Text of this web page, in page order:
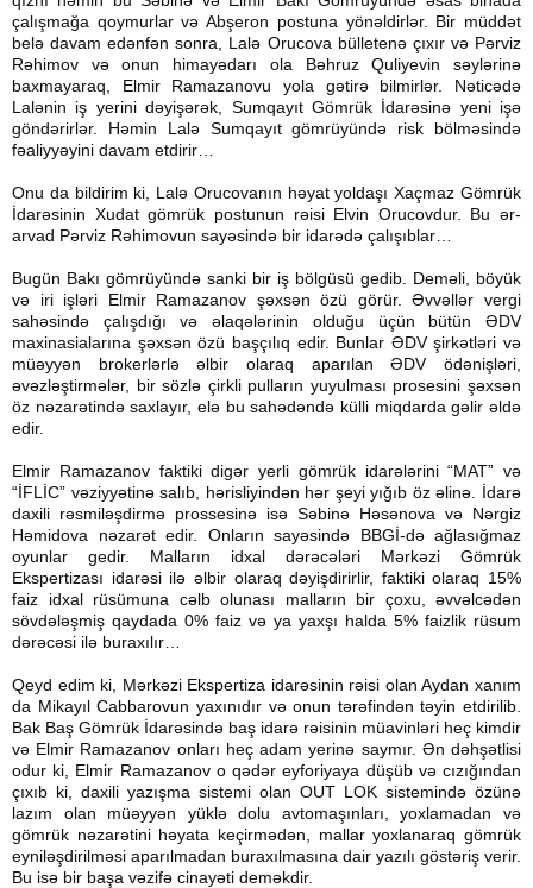
çalışmağa qoymurlar və Abşeron postuna yönəldirlər. Bir müddət
belə davam edənfən sonra, Lalə Orucova bülletenə çıxır və Pərviz
Rəhimov və onun himayədarı ola Bəhruz Quliyevin səylərinə
baxmayaraq, Elmir Ramazanovu yola gətirə bilmirlər. Nəticədə
Lalənin iş yerini dəyişərək, Sumqayıt Gömrük İdarəsinə yeni işə
göndərirlər. Həmin Lalə Sumqayıt gömrüyündə risk bölməsində
fəaliyyəyini davam etdirir…
Onu da bildirim ki, Lalə Orucovanın həyat yoldaşı Xaçmaz Gömrük
İdarəsinin Xudat gömrük postunun rəisi Elvin Orucovdur. Bu ər-
arvad Pərviz Rəhimovun sayəsində bir idarədə çalışıblar…
Bugün Bakı gömrüyündə sanki bir iş bölgüsü gedib. Deməli, böyük
və iri işləri Elmir Ramazanov şəxsən özü görür. Əvvəllər vergi
sahəsində çalışdığı və əlaqələrinin olduğu üçün bütün ƏDV
maxinasialarına şəxsən özü başçılıq edir. Bunlar ƏDV şirkətləri və
müəyyən brokerlərlə əlbir olaraq aparılan ƏDV ödənişləri,
əvəzləştirmələr, bir sözlə çirkli pulların yuyulması prosesini şəxsən
öz nəzarətində saxlayır, elə bu sahədəndə külli miqdarda gəlir əldə
edir.
Elmir Ramazanov faktiki digər yerli gömrük idarələrini “MAT” və
“İFLİC” vəziyyətinə salıb, hərisliyindən hər şeyi yığıb öz əlinə. İdarə
daxili rəsmiləşdirmə prossesinə isə Səbinə Həsənova və Nərgiz
Həmidova nəzarət edir. Onların sayəsində BBGİ-də ağlasığmaz
oyunlar gedir. Malların idxal dərəcələri Mərkəzi Gömrük
Ekspertizası idarəsi ilə əlbir olaraq dəyişdirirlir, faktiki olaraq 15%
faiz idxal rüsümuna cəlb olunası malların bir çoxu, əvvəlcədən
sövdələşmiş qaydada 0% faiz və ya yaxşı halda 5% faizlik rüsum
dərəcəsi ilə buraxılır…
Qeyd edim ki, Mərkəzi Ekspertiza idarəsinin rəisi olan Aydan xanım
da Mikayıl Cabbarovun yaxınıdır və onun tərəfindən təyin etdirilib.
Bak Baş Gömrük İdarəsində baş idarə rəisinin müavinləri heç kimdir
və Elmir Ramazanov onları heç adam yerinə saymır. Ən dəhşətlisi
odur ki, Elmir Ramazanov o qədər eyforiyaya düşüb və cızığından
çıxıb ki, daxili yazışma sistemi olan OUT LOK sistemində özünə
lazım olan müəyyən yüklə dolu avtomaşınları, yoxlamadan və
gömrük nəzarətini həyata keçirmədən, mallar yoxlanaraq gömrük
eyniləşdirilməsi aparılmadan buraxılmasına dair yazılı göstəriş verir.
Bu isə bir başa vəzifə cinayəti deməkdir.